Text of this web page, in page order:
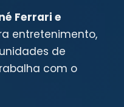
Ferrari e
entretenimento,
de
com o